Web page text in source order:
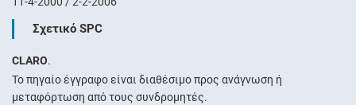
Σχετικό SPC
CLARO.
Το πηγαίο έγγραφο είναι διαθέσιμο προς ανάγνωση ή
μεταφόρτωση από τους συνδρομητές.